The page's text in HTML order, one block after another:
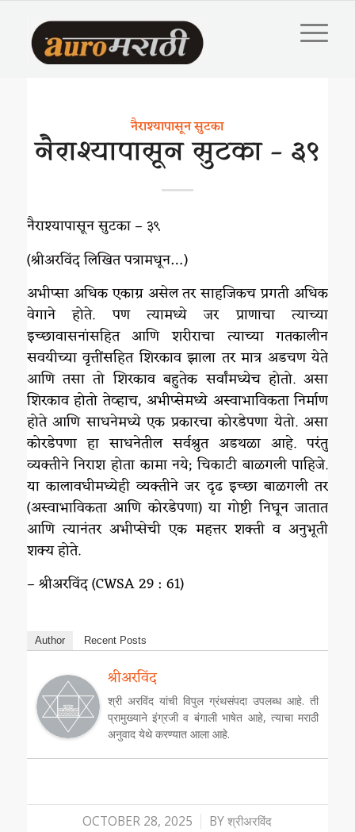
नैराश्यापासून सुटका
नैराश्यापासून सुटका – ३९
नैराश्यापासून सुटका – ३९
(श्रीअरविंद लिखित पत्रामधून…)
अभीप्सा अधिक एकाग्र असेल तर साहजिकच प्रगती अधिक
वेगाने होते. पण त्यामध्ये जर प्राणाचा त्याच्या
इच्छावासनांसहित आणि शरीराचा त्याच्या गतकालीन
सवयीच्या वृत्तींसहित शिरकाव झाला तर मात्र अडचण येते
आणि तसा तो शिरकाव बहुतेक सर्वांमध्येच होतो. असा
शिरकाव होतो तेव्हाच, अभीप्सेमध्ये अस्वाभाविकता निर्माण
होते आणि साधनेमध्ये एक प्रकारचा कोरडेपणा येतो. असा
कोरडेपणा हा साधनेतील सर्वश्रुत अडथळा आहे. परंतु
व्यक्तीने निराश होता कामा नये; चिकाटी बाळगली पाहिजे.
या कालावधीमध्येही व्यक्तीने जर दृढ इच्छा बाळगली तर
(अस्वाभाविकता आणि कोरडेपणा) या गोष्टी निघून जातात
आणि त्यानंतर अभीप्सेची एक महत्तर शक्ती व अनुभूती
शक्य होते.
– श्रीअरविंद (CWSA 29 : 61)
Author Recent Posts
श्रीअरविंद
श्री अरविंद यांची विपुल ग्रंथसंपदा उपलब्ध आहे. ती
प्रामुख्याने इंग्रजी व बंगाली भाषेत आहे, त्याचा मराठी
अनुवाद येथे करण्यात आला आहे.
OCTOBER 28, 2025
/ BYश्रीअरविंद